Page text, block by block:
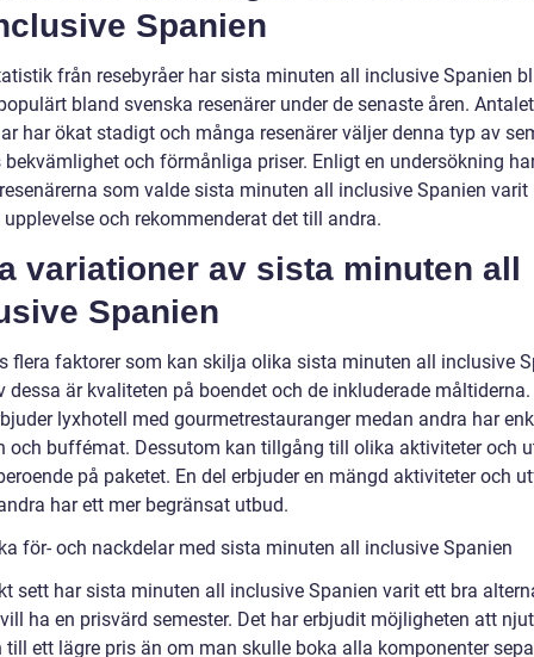
Spanien
från resebyråer har sista minuten all inclusive Spanien
bland svenska resenärer under de senaste åren. Antalet
har ökat stadigt och många resenärer väljer denna typ av
bekvämlighet och förmånliga priser. Enligt en undersökning
som valde sista minuten all inclusive Spanien varit
och rekommenderat det till andra.
variationer av sista minuten all
Spanien
flera faktorer som kan skilja olika sista minuten all inclusive
dessa är kvaliteten på boendet och de inkluderade
lyxhotell med gourmetrestauranger medan andra har
och buffémat. Dessutom kan tillgång till olika aktiviteter och
på paketet. En del erbjuder en mängd aktiviteter och
har ett mer begränsat utbud.
för- och nackdelar med sista minuten all inclusive Spanien
sett har sista minuten all inclusive Spanien varit ett bra
ha en prisvärd semester. Det har erbjudit möjligheten att
till ett lägre pris än om man skulle boka alla komponenter